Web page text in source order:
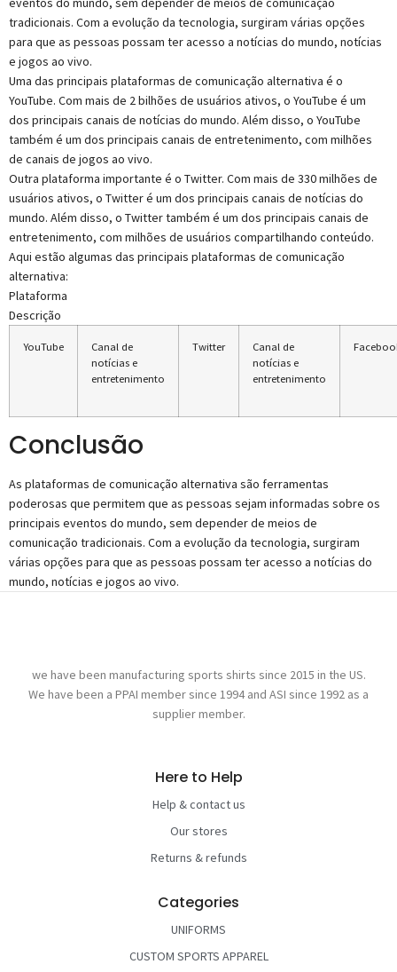
tradicionais. Com a evolução da tecnologia, surgiram várias opções
para que as pessoas possam ter acesso a notícias do mundo, notícias
e jogos ao vivo.
Uma das principais plataformas de comunicação alternativa é o
YouTube. Com mais de 2 bilhões de usuários ativos, o YouTube é um
dos principais canais de notícias do mundo. Além disso, o YouTube
também é um dos principais canais de entretenimento, com milhões
de canais de jogos ao vivo.
Outra plataforma importante é o Twitter. Com mais de 330 milhões de
usuários ativos, o Twitter é um dos principais canais de notícias do
mundo. Além disso, o Twitter também é um dos principais canais de
entretenimento, com milhões de usuários compartilhando conteúdo.
Aqui estão algumas das principais plataformas de comunicação
alternativa:
Plataforma
Descrição
YouTube
Canal de
notícias e
entretenimento
Twitter
Canal de
notícias e
entretenimento
Conclusão
As plataformas de comunicação alternativa são ferramentas
poderosas que permitem que as pessoas sejam informadas sobre os
principais eventos do mundo, sem depender de meios de
comunicação tradicionais. Com a evolução da tecnologia, surgiram
várias opções para que as pessoas possam ter acesso a notícias do
mundo, notícias e jogos ao vivo.
we have been manufacturing sports shirts since 2015 in the US.
We have been a PPAI member since 1994 and ASI since 1992 as a
supplier member.
Here to Help
Help & contact us
Our stores
Returns & refunds
Categories
UNIFORMS
CUSTOM SPORTS APPAREL